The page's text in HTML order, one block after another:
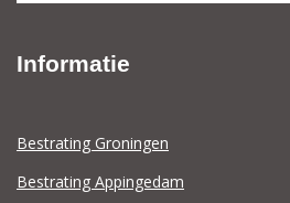
Informatie
Bestrating Groningen
Bestrating Appingedam